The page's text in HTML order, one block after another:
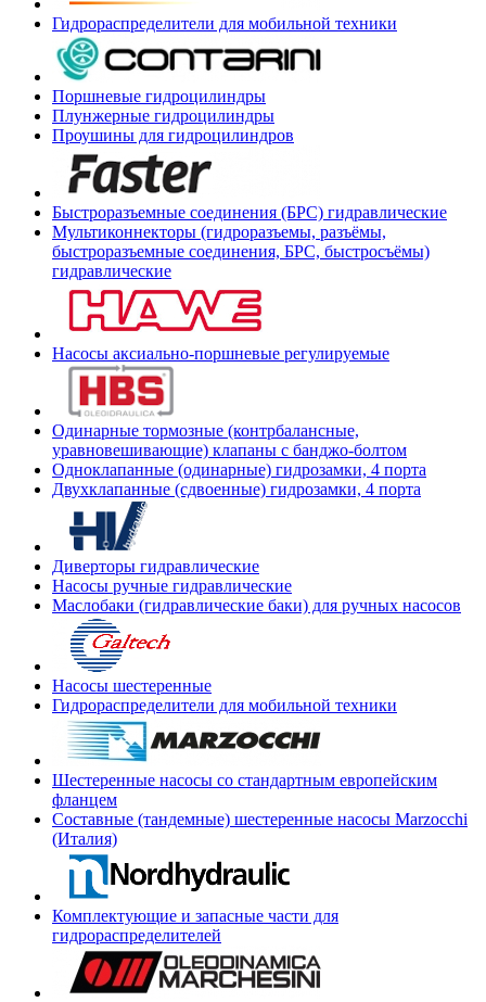
Гидрораспределители для мобильной техники
Поршневые гидроцилиндры
Плунжерные гидроцилиндры
Проушины для гидроцилиндров
Быстроразъемные соединения (БРС) гидравлические
Мультиконнекторы (гидроразъемы, разъёмы,
быстроразъемные соединения, БРС, быстросъёмы)
гидравлические
Насосы аксиально-поршневые регулируемые
Одинарные тормозные (контрбалансные,
уравновешивающие) клапаны с банджо-болтом
Одноклапанные (одинарные) гидрозамки, 4 порта
Двухклапанные (сдвоенные) гидрозамки, 4 порта
Диверторы гидравлические
Насосы ручные гидравлические
Маслобаки (гидравлические баки) для ручных насосов
Насосы шестеренные
Гидрораспределители для мобильной техники
Шестеренные насосы со стандартным европейским
фланцем
Составные (тандемные) шестеренные насосы Marzocchi
(Италия)
Комплектующие и запасные части для
гидрораспределителей